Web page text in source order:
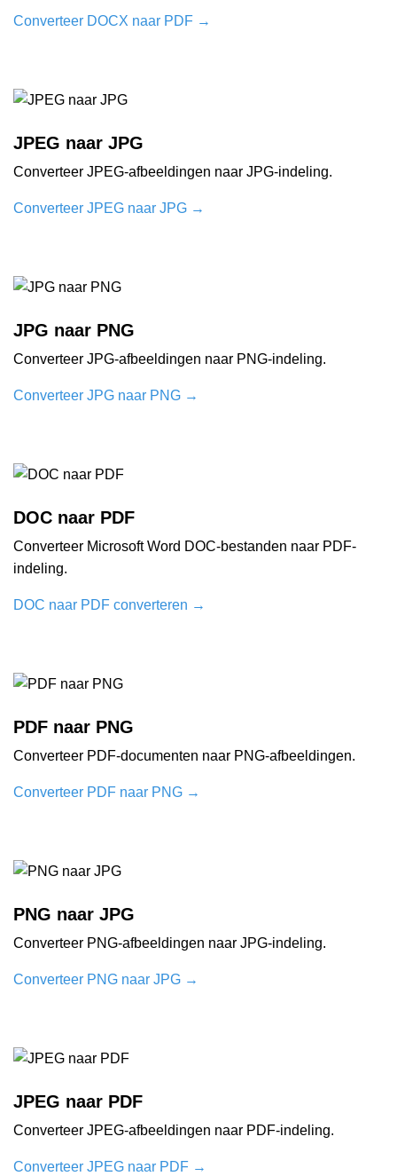
Converteer DOCX naar PDF →
JPEG naar JPG
Converteer JPEG-afbeeldingen naar JPG-indeling.
Converteer JPEG naar JPG →
JPG naar PNG
Converteer JPG-afbeeldingen naar PNG-indeling.
Converteer JPG naar PNG →
DOC naar PDF
Converteer Microsoft Word DOC-bestanden naar PDF-
indeling.
DOC naar PDF converteren →
PDF naar PNG
Converteer PDF-documenten naar PNG-afbeeldingen.
Converteer PDF naar PNG →
PNG naar JPG
Converteer PNG-afbeeldingen naar JPG-indeling.
Converteer PNG naar JPG →
JPEG naar PDF
Converteer JPEG-afbeeldingen naar PDF-indeling.
Converteer JPEG naar PDF →